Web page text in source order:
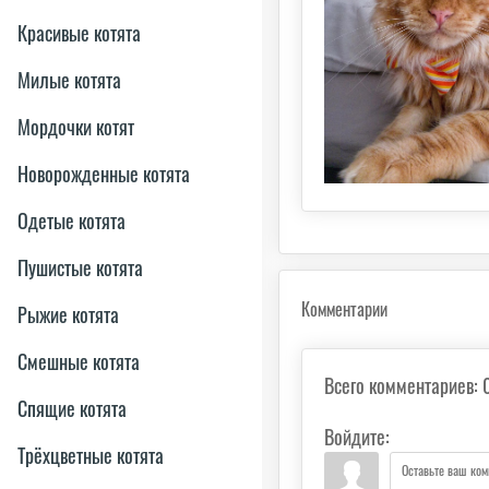
Красивые котята
Милые котята
Мордочки котят
Новорожденные котята
Одетые котята
Пушистые котята
Рыжие котята
Смешные котята
Спящие котята
Трёхцветные котята
Комментарии
Всего комментариев:
Войдите: